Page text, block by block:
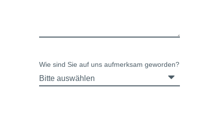
Wie sind Sie auf uns aufmerksam geworden?